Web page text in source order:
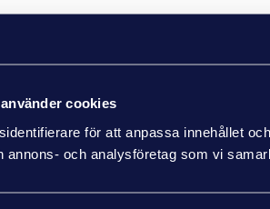
cookies
för att anpassa innehållet
annons- och analysföretag som vi